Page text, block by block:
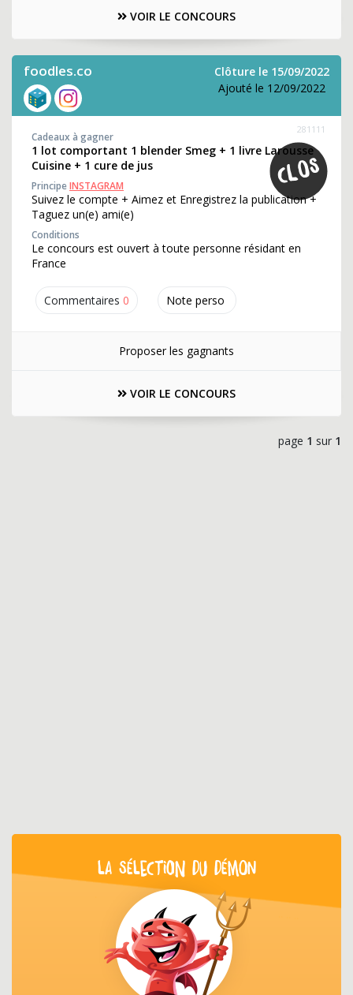
VOIR LE CONCOURS
foodles.co
Clôture le 15/09/2022
Ajouté le 12/09/2022
Commentaires 0 Note perso
281111
Cadeaux à gagner
1 lot comportant 1 blender Smeg + 1 livre Larousse
Cuisine + 1 cure de jus
PrincipeINSTAGRAM
Suivez le compte + Aimez et Enregistrez la publication +
Taguez un(e) ami(e)
Conditions
Le concours est ouvert à toute personne résidant en
France
Proposer les gagnants
VOIR LE CONCOURS
page 1 sur 1
LA SÉLECTION DU DÉMON